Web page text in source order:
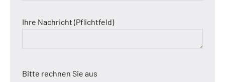
Ihre Nachricht (Pflichtfeld)
Bitte rechnen Sie aus